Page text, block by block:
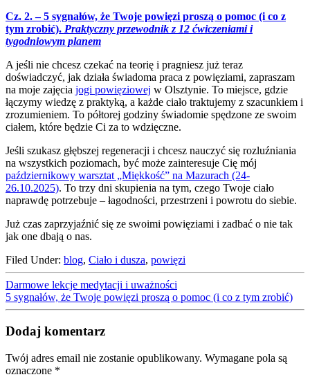
Cz. 2. – 5 sygnałów, że Twoje powięzi proszą o pomoc (i co z
tym zrobić). Praktyczny przewodnik z 12 ćwiczeniami i
tygodniowym planem
A jeśli nie chcesz czekać na teorię i pragniesz już teraz
doświadczyć, jak działa świadoma praca z powięziami, zapraszam
na moje zajęcia jogi powięziowej w Olsztynie. To miejsce, gdzie
łączymy wiedzę z praktyką, a każde ciało traktujemy z szacunkiem i
zrozumieniem. To półtorej godziny świadomie spędzone ze swoim
ciałem, które będzie Ci za to wdzięczne.
Jeśli szukasz głębszej regeneracji i chcesz nauczyć się rozluźniania
na wszystkich poziomach, być może zainteresuje Cię mój
październikowy warsztat „Miękkość” na Mazurach (24-
26.10.2025). To trzy dni skupienia na tym, czego Twoje ciało
naprawdę potrzebuje – łagodności, przestrzeni i powrotu do siebie.
Już czas zaprzyjaźnić się ze swoimi powięziami i zadbać o nie tak
jak one dbają o nas.
Filed Under: blog, Ciało i dusza, powięzi
Darmowe lekcje medytacji i uważności
5 sygnałów, że Twoje powięzi proszą o pomoc (i co z tym zrobić)
Dodaj komentarz
Twój adres email nie zostanie opublikowany. Wymagane pola są
oznaczone *